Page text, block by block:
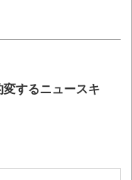
するニュースキ